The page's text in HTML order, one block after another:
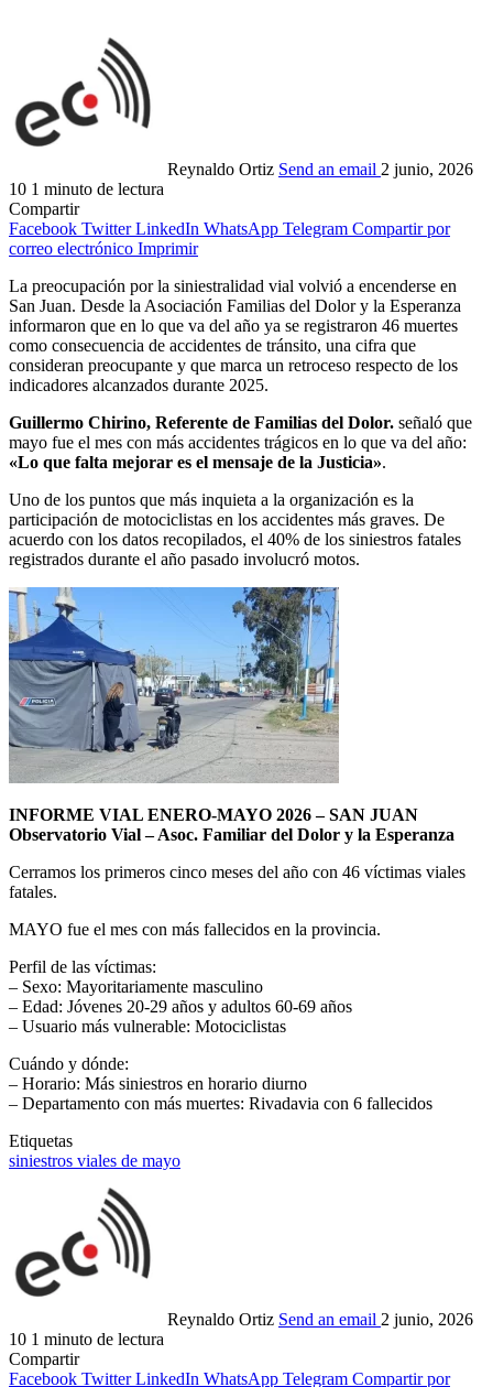
Reynaldo Ortiz Send an email 2 junio, 2026
10 1 minuto de lectura
Compartir
Facebook Twitter LinkedIn WhatsApp Telegram Compartir por
correo electrónico Imprimir
La preocupación por la siniestralidad vial volvió a encenderse en
San Juan. Desde la Asociación Familias del Dolor y la Esperanza
informaron que en lo que va del año ya se registraron 46 muertes
como consecuencia de accidentes de tránsito, una cifra que
consideran preocupante y que marca un retroceso respecto de los
indicadores alcanzados durante 2025.
Guillermo Chirino, Referente de Familias del Dolor. señaló que
mayo fue el mes con más accidentes trágicos en lo que va del año:
«Lo que falta mejorar es el mensaje de la Justicia».
Uno de los puntos que más inquieta a la organización es la
participación de motociclistas en los accidentes más graves. De
acuerdo con los datos recopilados, el 40% de los siniestros fatales
registrados durante el año pasado involucró motos.
INFORME VIAL ENERO-MAYO 2026 – SAN JUAN
Observatorio Vial – Asoc. Familiar del Dolor y la Esperanza
Cerramos los primeros cinco meses del año con 46 víctimas viales
fatales.
MAYO fue el mes con más fallecidos en la provincia.
Perfil de las víctimas:
– Sexo: Mayoritariamente masculino
– Edad: Jóvenes 20-29 años y adultos 60-69 años
– Usuario más vulnerable: Motociclistas
Cuándo y dónde:
– Horario: Más siniestros en horario diurno
– Departamento con más muertes: Rivadavia con 6 fallecidos
Etiquetas
siniestros viales de mayo
Reynaldo Ortiz Send an email 2 junio, 2026
10 1 minuto de lectura
Compartir
Facebook Twitter LinkedIn WhatsApp Telegram Compartir por